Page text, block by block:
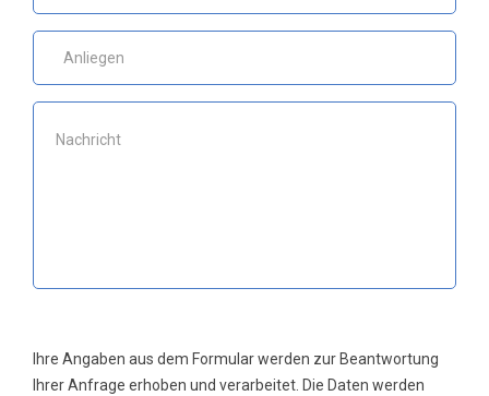
Ihre Angaben aus dem Formular werden zur Beantwortung
Ihrer Anfrage erhoben und verarbeitet. Die Daten werden